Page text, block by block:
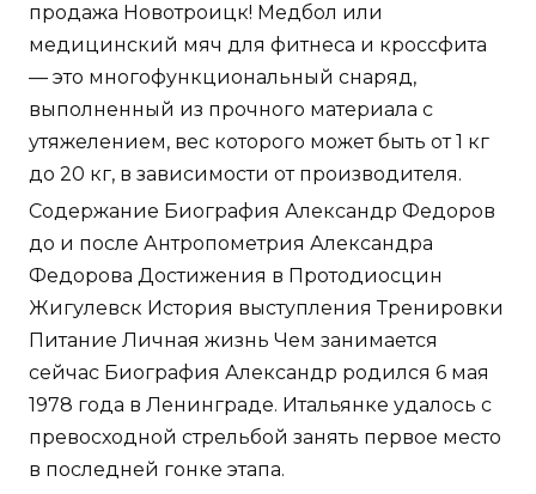
продажа Новотроицк! Медбол или
медицинский мяч для фитнеса и кроссфита
— это многофункциональный снаряд,
выполненный из прочного материала с
утяжелением, вес которого может быть от 1 кг
до 20 кг, в зависимости от производителя.
Содержание Биография Александр Федоров
до и после Антропометрия Александра
Федорова Достижения в Протодиосцин
Жигулевск История выступления Тренировки
Питание Личная жизнь Чем занимается
сейчас Биография Александр родился 6 мая
1978 года в Ленинграде. Итальянке удалось с
превосходной стрельбой занять первое место
в последней гонке этапа.